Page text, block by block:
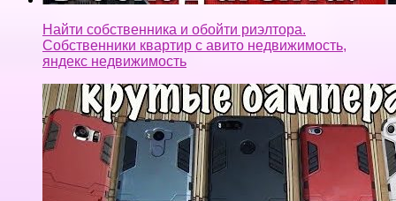
Найти собственника и обойти риэлтора.
Собственники квартир с авито недвижимость,
яндекс недвижимость